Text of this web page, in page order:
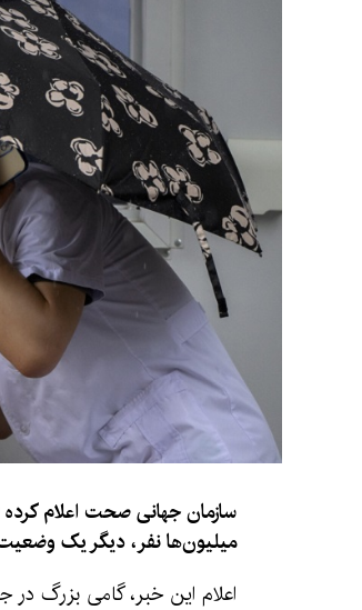
سازمان جهانی صحت اعلام
میلیون‌ها نفر، دیگر یک
اعلام این خبر، گامی بزرگ